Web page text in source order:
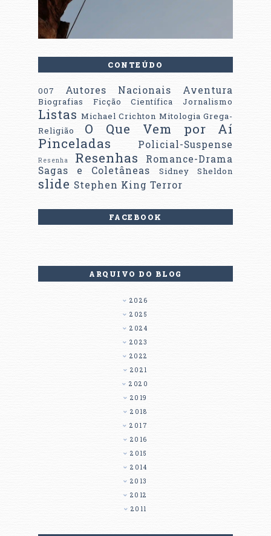
CONTEÚDO
007 Autores Nacionais Aventura
Biografias Ficção Científica Jornalismo
Listas Michael Crichton Mitologia Grega-
Religião
O Que Vem por Aí
Pinceladas
Policial-Suspense
Resenha Resenhas
Romance-Drama
Sagas e Coletâneas
Sidney Sheldon
slide Stephen King Terror
FACEBOOK
ARQUIVO DO BLOG
2026
2025
2024
2023
2022
2021
2020
2019
2018
2017
2016
2015
2014
2013
2012
2011